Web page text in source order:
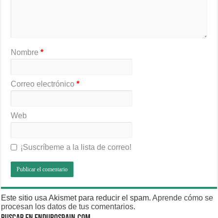
Nombre*
Correo electrónico*
Web
¡Suscríbeme a la lista de correo!
Este sitio usa Akismet para reducir el spam.Aprende cómo se
procesan los datos de tus comentarios.